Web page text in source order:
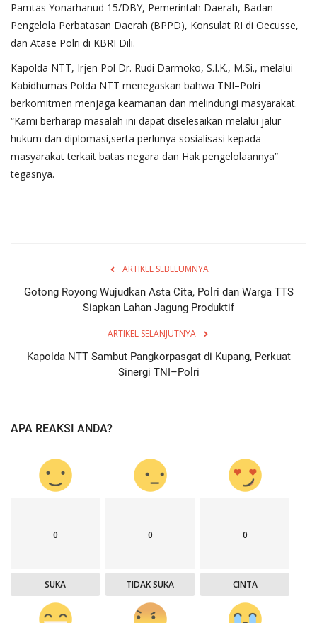
Pamtas Yonarhanud 15/DBY, Pemerintah Daerah, Badan
Pengelola Perbatasan Daerah (BPPD), Konsulat RI di Oecusse,
dan Atase Polri di KBRI Dili.
Kapolda NTT, Irjen Pol Dr. Rudi Darmoko, S.I.K., M.Si., melalui
Kabidhumas Polda NTT menegaskan bahwa TNI–Polri
berkomitmen menjaga keamanan dan melindungi masyarakat.
“Kami berharap masalah ini dapat diselesaikan melalui jalur
hukum dan diplomasi,serta perlunya sosialisasi kepada
masyarakat terkait batas negara dan Hak pengelolaannya”
tegasnya.
ARTIKEL SEBELUMNYA
Gotong Royong Wujudkan Asta Cita, Polri dan Warga TTS
Siapkan Lahan Jagung Produktif
ARTIKEL SELANJUTNYA
Kapolda NTT Sambut Pangkorpasgat di Kupang, Perkuat
Sinergi TNI–Polri
APA REAKSI ANDA?
0
SUKA
0
TIDAK SUKA
0
CINTA